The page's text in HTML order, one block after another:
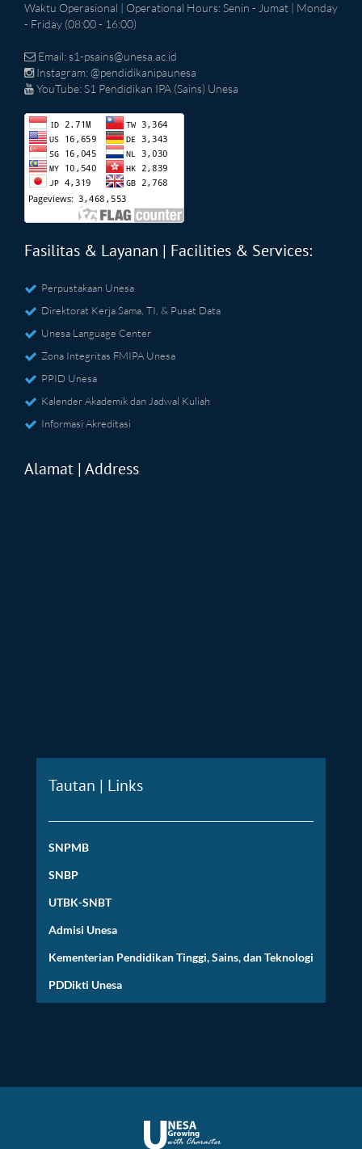
Waktu Operasional | Operational Hours: Senin - Jumat | Monday
- Friday (08:00 - 16:00)
Email:s1-psains@unesa.ac.id
Instagram: @pendidikanipaunesa
YouTube: S1 Pendidikan IPA (Sains) Unesa
Fasilitas & Layanan | Facilities & Services:
Perpustakaan Unesa
Direktorat Kerja Sama, TI, & Pusat Data
Unesa Language Center
Zona Integritas FMIPA Unesa
PPID Unesa
Kalender Akademik dan Jadwal Kuliah
Informasi Akreditasi
Alamat | Address
Tautan | Links
SNPMB
SNBP
UTBK-SNBT
Admisi Unesa
Kementerian Pendidikan Tinggi, Sains, dan Teknologi
PDDikti Unesa